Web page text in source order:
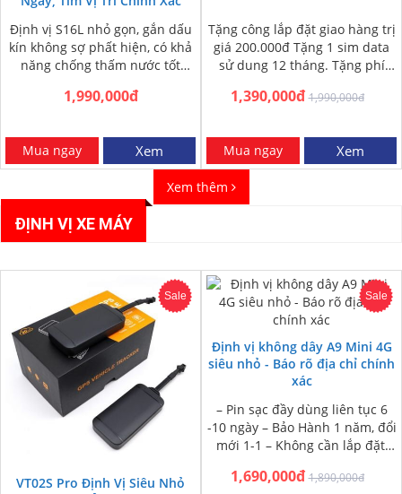
Định vị S16L nhỏ gọn, gắn dấu
kín không sợ phất hiện, có khả
năng chống thấm nước tốt
1,990,000đ
Mua ngay Xem
Tặng công lắp đặt giao hàng trị
giá 200.000đ Tặng 1 sim data
sử dung 12 tháng. Tặng phí
1,390,000đ 1,990,000đ
Mua ngay Xem
Xem thêm
ĐỊNH VỊ XE MÁY
Sale
VT02S Pro Định Vị Siêu Nhỏ
Sale
Định vị không dây A9 Mini 4G
siêu nhỏ - Báo rõ địa chỉ chính
xác
– Pin sạc đầy dùng liên tục 6
-10 ngày – Bảo Hành 1 năm, đổi
mới 1-1 – Không cần lắp đặt,
1,690,000đ 1,890,000đ